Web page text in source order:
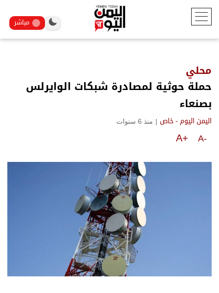
مباشر
محلي
حملة حوثية لمصادرة شبكات الوايرلس
بصنعاء
اليمن اليوم - خاص | منذ 6 سنوات
A-
A+